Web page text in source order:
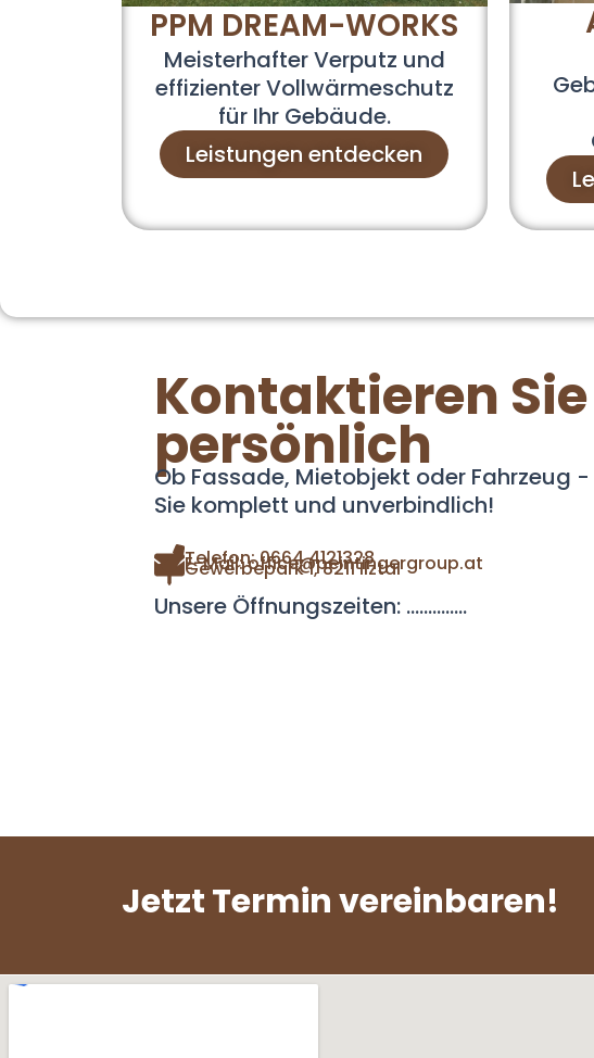
PPM DREAM-WORKS
Meisterhafter Verputz und
effizienter Vollwärmeschutz
für Ihr Gebäude.
Leistungen entdecken
Kontaktieren
persönlich
Ob Fassade, Mietobjekt oder Fahrzeug
Sie komplett und unverbindlich!
Telefon: 0664 4121328
E-Mail: office@peintingergroup.at
Gewerbepark 1, 8211 Ilztal
Unsere Öffnungszeiten: ..............
Jetzt Termin vereinbaren!